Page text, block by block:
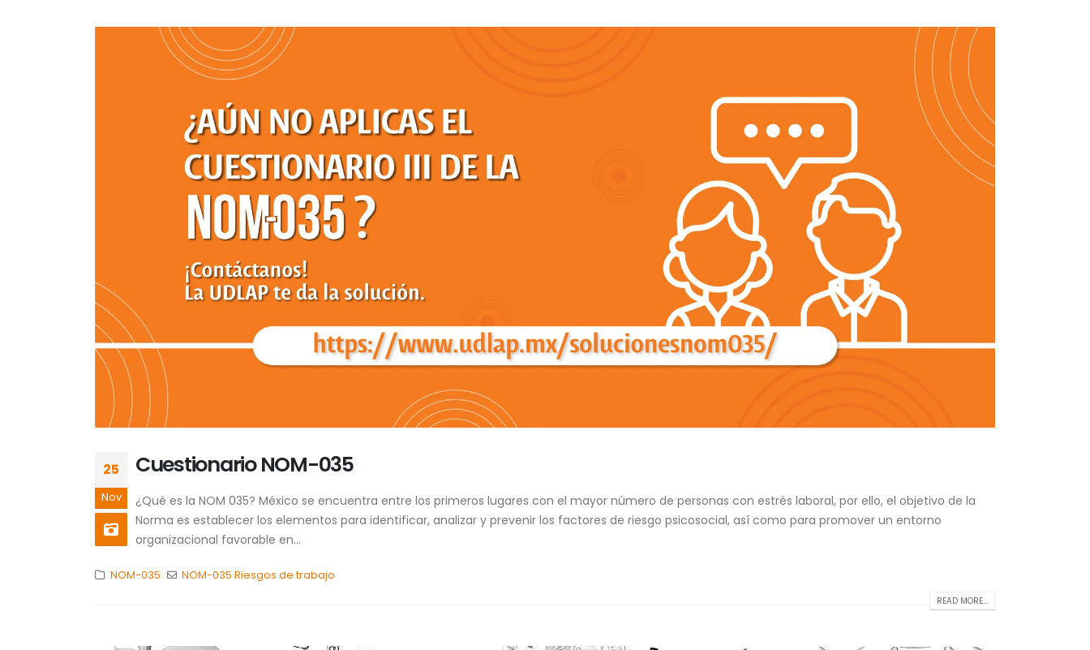
25
Nov
Cuestionario NOM-035
¿Qué es la NOM 035? México se encuentra entre los primeros lugares con el mayor número de personas con estrés laboral, por ello, el objetivo de la
Norma es establecer los elementos para identificar, analizar y prevenir los factores de riesgo psicosocial, así como para promover un entorno
organizacional favorable en...
NOM-035 NOM-035 Riesgos de trabajo
READ MORE...